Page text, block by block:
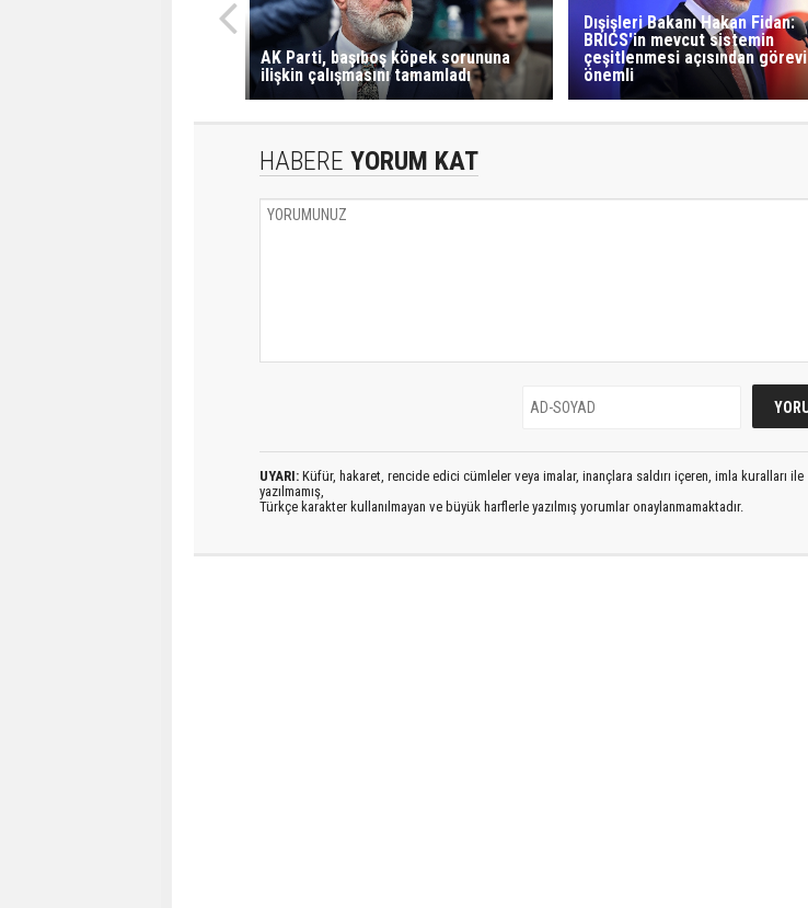
AK Parti, başıboş köpek sorununa
ilişkin çalışmasını tamamladı
Dışişleri Bakanı Hakan Fidan:
BRICS'in mevcut sistemin
çeşitlenmesi açısından görevi
önemli
HABERE YORUM KAT
UYARI: Küfür, hakaret, rencide edici cümleler veya imalar, inançlara saldırı içeren, imla kuralları ile
yazılmamış,
Türkçe karakter kullanılmayan ve büyük harflerle yazılmış yorumlar onaylanmamaktadır.